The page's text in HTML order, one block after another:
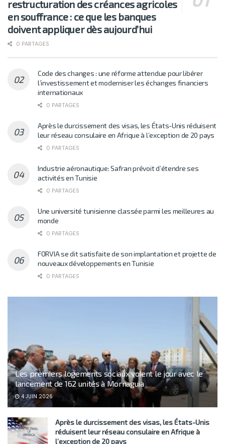
restructuration des créances agricoles
en souffrance : ce que les banques
doivent appliquer dès aujourd’hui
0 PARTAGES
Code des changes : une réforme attendue pour libérer
l’investissement et moderniser les échanges financiers
internationaux
0 PARTAGES
Après le durcissement des visas, les États-Unis réduisent
leur réseau consulaire en Afrique à l’exception de 20 pays
0 PARTAGES
Industrie aéronautique: Safran prévoit d’étendre ses
activités en Tunisie
0 PARTAGES
Une université tunisienne classée parmi les meilleures au
monde
0 PARTAGES
FORVIA se dit satisfaite de son implantation et projette de
nouveaux développements en Tunisie
0 PARTAGES
Les premiers logements sociaux voient le jour avec le
lancement de 162 unités à Mornaguia
4 JUIN 2026
Après le durcissement des visas, les États-Unis
réduisent leur réseau consulaire en Afrique à
l’exception de 20 pays